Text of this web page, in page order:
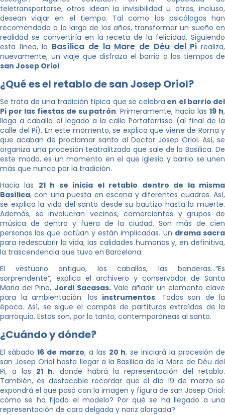
teletransportarse, otros idean la invisibilidad u otros, incluso,
desean viajar en el tiempo. Tal como los psicólogos han
recomendado a lo largo de los años, transformar un sueño en
realidad se convertiría en la receta de la felicidad. Siguiendo
esta línea, la Basílica de la Mare de Déu del Pi realiza,
nuevamente, un viaje que disfraza el barrio a los tiempos de
san Josep Oriol.
¿Qué es el retablo de san Josep Oriol?
Se trata de una tradición típica que se celebra en el barrio del
Pi por las fiestas de su patrón. Primeramente, hacia las19 h,
llega a caballo el legado a la calle Portaferrissa (al final de la
calle del Pi). En este momento, se explica que viene de Roma y
que acaban de proclamar santo al Doctor Josep Oriol. Así, se
organiza una procesión teatralitzada que sale de la Basílica. De
este modo, es un momento en el que Iglesia y barrio se unen
más que nunca por la tradición.
Hacia las 21 h se inicia el retablo dentro de la misma
Basílica, con una puesta en escena y diferentes cuadros. Así,
se explica la vida del santo desde su bautizo hasta la muerte.
Además, se involucran vecinos, comerciantes y grupos de
música de dentro y fuera de la ciudad. Son más de cien
personas las que actúan y están implicadas. Un drama sacra
para redescubrir la vida, las calidades humanas y, en definitiva,
la trascendencia que tuvo en Barcelona.
El vestuario antiguo, los caballos, las banderas…“Es
sorprendente”, explica el archivero y conservador de Santa
Maria del Pino, Jordi Sacasas.Vale añadir un elemento clave
para la ambientación: los instrumentos. Todos son de la
época. Así, se sigue el compás de partituras extraídas de la
parroquia. Estas son, por lo tanto, contemporáneas al santo.
¿Cuándo y dónde?
El sábado 16 de marzo, a las 20 h, se iniciará la procesión de
san Josep Oriol hasta llegar a la Basílica de la Mare de Déu del
Pi, a las 21 h, donde habrá la representación del retablo.
También, es destacable recordar que el día 19 de marzo se
expondrá el que pasó con la imagen y figura de san Josep Oriol:
cómo se ha fijado el modelo? Por qué se ha llegado a una
representación de cara delgada y nariz alargada?